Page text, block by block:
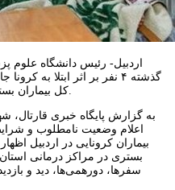
اردبیل- رئیس دانشگاه علوم
به گزارش پایگاه خبری
اعلام وضعیت نامطلوب و
بستری در مراکز درمانی
سفرها، دورهمی‌ها، دید و